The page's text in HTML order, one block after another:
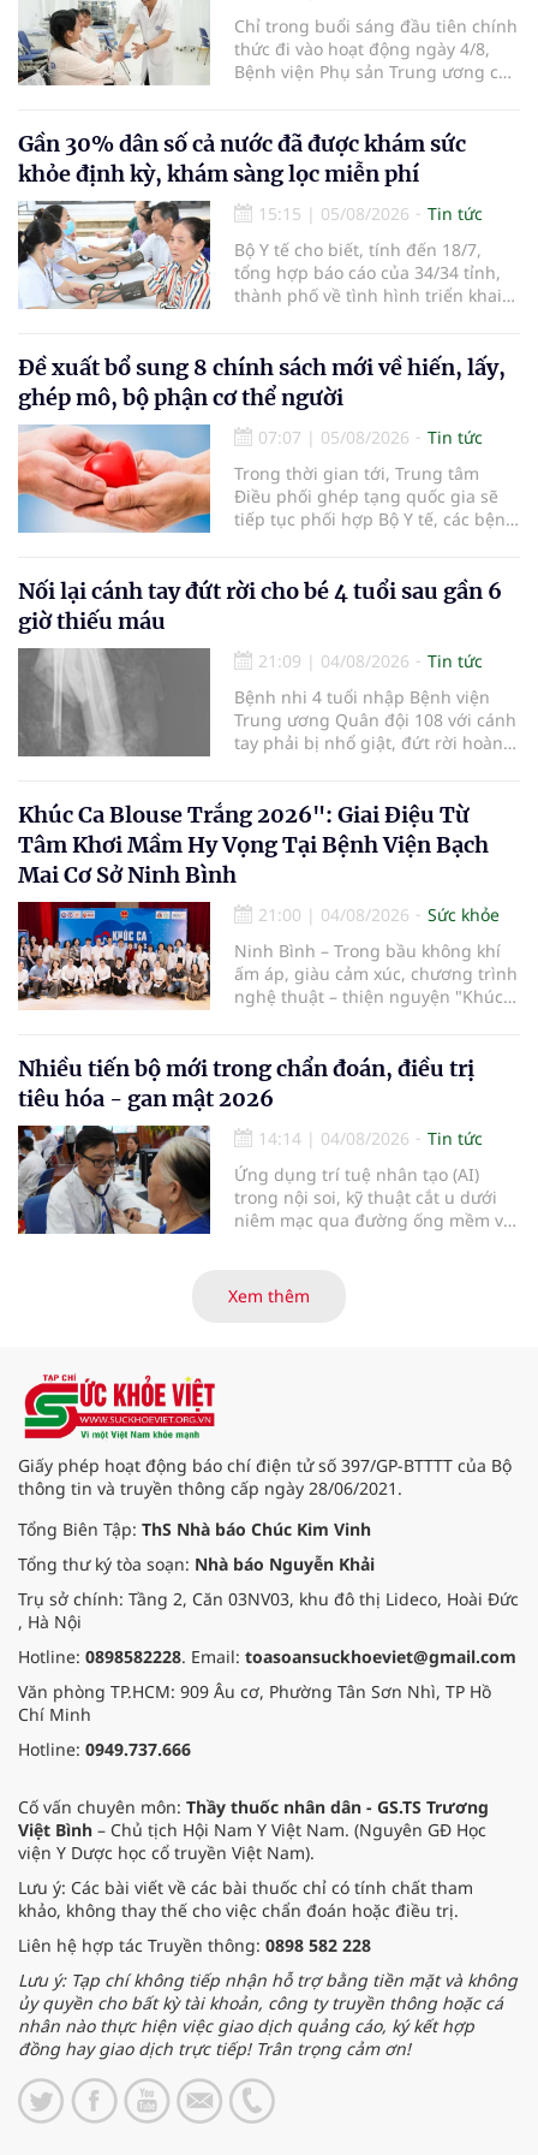
Chỉ trong buổi sáng đầu tiên chính
thức đi vào hoạt động ngày 4/8,
Bệnh viện Phụ sản Trung ương cơ
em bé đầu tiên chào đời.
Gần 30% dân số cả nước đã được khám sức
khỏe định kỳ, khám sàng lọc miễn phí
15:15 | 05/08/2026
Tin tức
Bộ Y tế cho biết, tính đến 18/7,
tổng hợp báo cáo của 34/34 tỉnh,
thành phố về tình hình triển khai
nhận 32.286.360 người, chiếm gần
30% dân số cả nước đã được khám
sức khỏe định kỳ năm nay.
Đề xuất bổ sung 8 chính sách mới về hiến, lấy,
ghép mô, bộ phận cơ thể người
07:07 | 05/08/2026
Tin tức
Trong thời gian tới, Trung tâm
Điều phối ghép tạng quốc gia sẽ
tiếp tục phối hợp Bộ Y tế, các bệnh
cường truyền thông, hoàn thiện
quy trình chuyên môn và hệ thống
hiến và ghép mô tạng.
Nối lại cánh tay đứt rời cho bé 4 tuổi sau gần 6
giờ thiếu máu
21:09 | 04/08/2026
Tin tức
Bệnh nhi 4 tuổi nhập Bệnh viện
Trung ương Quân đội 108 với cánh
tay phải bị nhổ giật, đứt rời hoàn
thương nặng và thời gian thiếu
máu kéo dài, các bác sĩ đã tái lập
tuần hoàn thành công sau ca vi
phẫu kéo dài 3 giờ.
Khúc Ca Blouse Trắng 2026": Giai Điệu Từ
Tâm Khơi Mầm Hy Vọng Tại Bệnh Viện Bạch
Mai Cơ Sở Ninh Bình
21:00 | 04/08/2026
Sức khỏe
Ninh Bình – Trong bầu không khí
ấm áp, giàu cảm xúc, chương trình
nghệ thuật – thiện nguyện "Khúc
điểm dừng chân đầu tiên tại Bệnh
viện Bạch Mai cơ sở Ninh Bình.
Nhiều tiến bộ mới trong chẩn đoán, điều trị
tiêu hóa - gan mật 2026
14:14 | 04/08/2026
Tin tức
Ứng dụng trí tuệ nhân tạo (AI)
trong nội soi, kỹ thuật cắt u dưới
niêm mạc qua đường ống mềm và
là những nội dung trọng tâm được
báo cáo tại Hội thảo khoa học cập
Xem thêm
Giấy phép hoạt động báo chí điện tử số 397/GP-BTTTT của Bộ
thông tin và truyền thông cấp ngày 28/06/2021.
Tổng Biên Tập: ThS Nhà báo Chúc Kim Vinh
Tổng thư ký tòa soạn: Nhà báo Nguyễn Khải
Trụ sở chính: Tầng 2, Căn 03NV03, khu đô thị Lideco, Hoài Đức
, Hà Nội
Hotline: 0898582228. Email: toasoansuckhoeviet@gmail.com
Văn phòng TP.HCM: 909 Âu cơ, Phường Tân Sơn Nhì, TP Hồ
Chí Minh
Hotline: 0949.737.666
Cố vấn chuyên môn: Thầy thuốc nhân dân - GS.TS Trương
Việt Bình – Chủ tịch Hội Nam Y Việt Nam. (Nguyên GĐ Học
viện Y Dược học cổ truyền Việt Nam).
Lưu ý: Các bài viết về các bài thuốc chỉ có tính chất tham
khảo, không thay thế cho việc chẩn đoán hoặc điều trị.
Liên hệ hợp tác Truyền thông: 0898 582 228
Lưu ý: Tạp chí không tiếp nhận hỗ trợ bằng tiền mặt và không
ủy quyền cho bất kỳ tài khoản, công ty truyền thông hoặc cá
nhân nào thực hiện việc giao dịch quảng cáo, ký kết hợp
đồng hay giao dịch trực tiếp! Trân trọng cảm ơn!